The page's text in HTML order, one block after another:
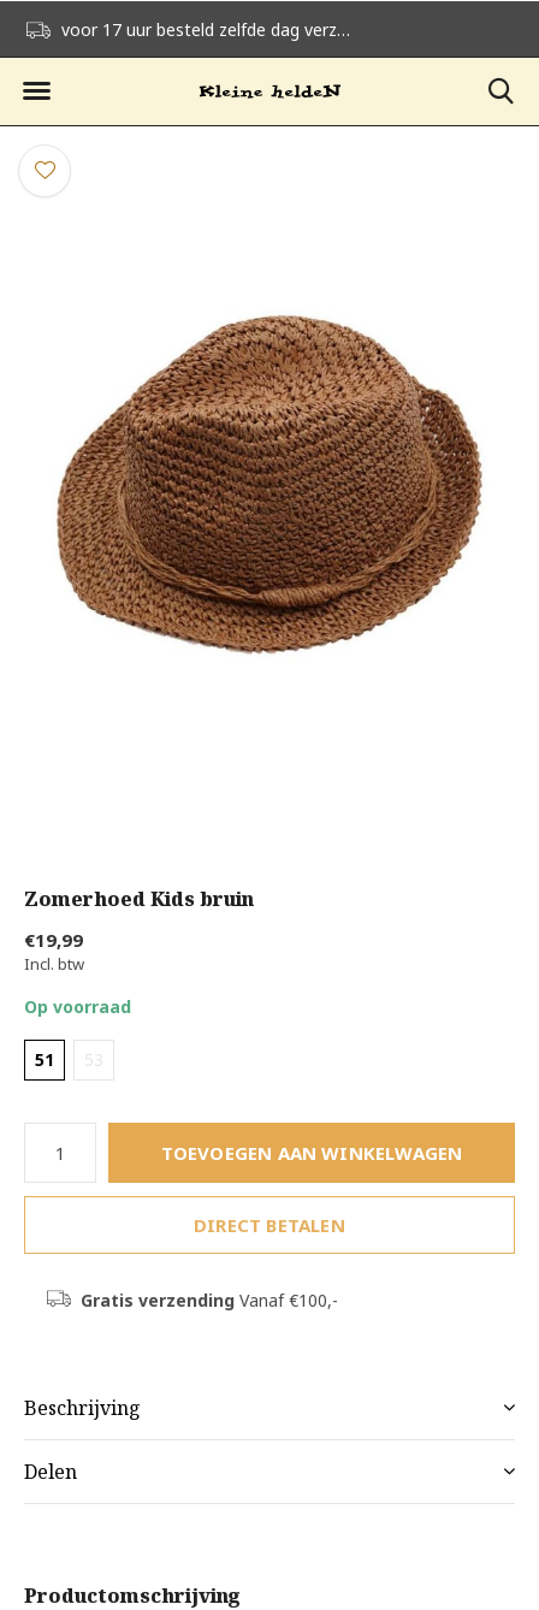
voor 17 uur besteld zelfde dag verzonden
Zomerhoed Kids bruin
€19,99
Incl. btw
Op voorraad
51 53
TOEVOEGEN AAN WINKELWAGEN
DIRECT BETALEN
Gratis verzendingVanaf €100,-
Beschrijving
Delen
Productomschrijving